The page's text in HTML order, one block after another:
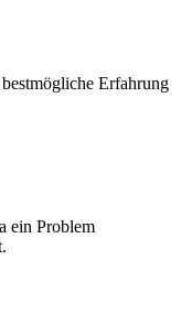
Erfahrung
ein Problem